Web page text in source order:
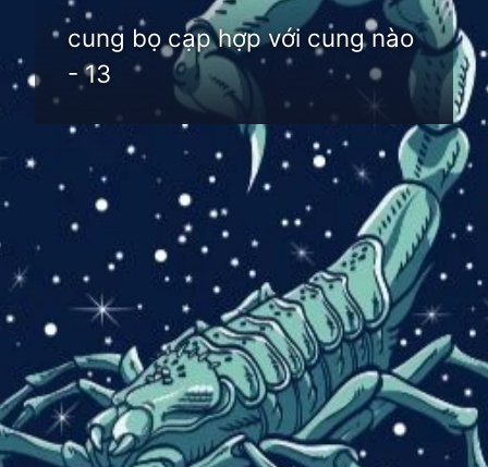
cung bọ cạp hợp với cung nào
- 13